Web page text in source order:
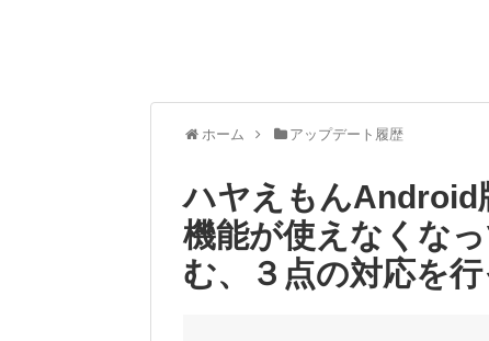
ホーム アップデート履歴
ハヤえもんAndroid
機能が使えなくな
む、３点の対応を